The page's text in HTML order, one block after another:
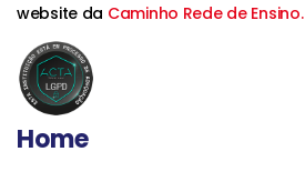
website da Caminho Rede de Ensino.
Home